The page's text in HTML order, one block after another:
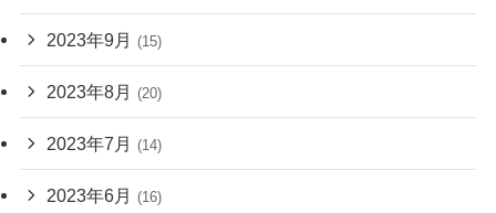
2023年9月 (15)
2023年8月 (20)
2023年7月 (14)
2023年6月 (16)